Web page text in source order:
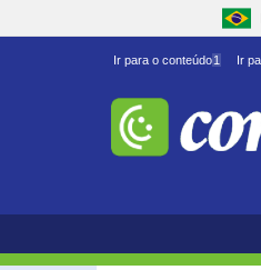
Ir para o conteúdo1 Ir